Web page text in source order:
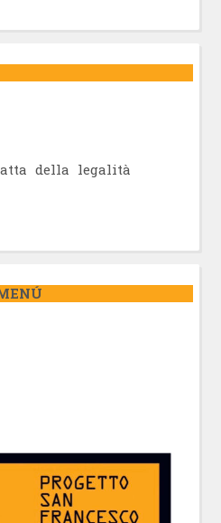
della legalità